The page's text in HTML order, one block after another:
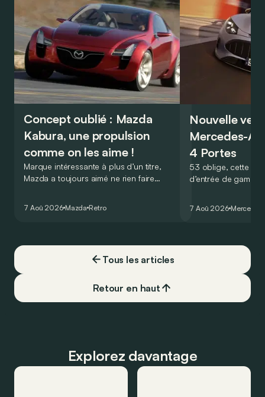
Concept oublié : Mazda
Kabura, une propulsion
comme on les aime !
Marque intéressante à plus d’un titre,
Mazda a toujours aimé ne rien faire
de la plus belle des manières…
7 Aoû 2026 Mazda Retro
Nouvelle
Mercedes-
4 Portes
53 oblige, cette
d’entrée de
moins…
7 Aoû 2026 Mercedes
Tous les articles
Retour en haut
Explorez davantage